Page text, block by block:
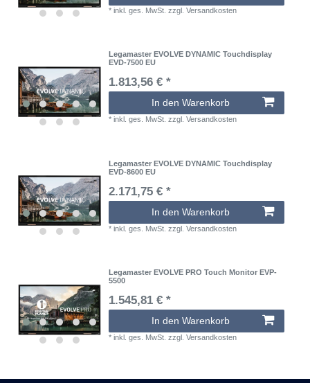
*inkl. ges. MwSt. zzgl.Versandkosten
Legamaster EVOLVE DYNAMIC Touchdisplay
EVD-7500 EU
1.813,56 € *
In den Warenkorb
*inkl. ges. MwSt. zzgl.Versandkosten
Legamaster EVOLVE DYNAMIC Touchdisplay
EVD-8600 EU
2.171,75 € *
In den Warenkorb
*inkl. ges. MwSt. zzgl.Versandkosten
Legamaster EVOLVE PRO Touch Monitor EVP-
5500
1.545,81 € *
In den Warenkorb
*inkl. ges. MwSt. zzgl.Versandkosten